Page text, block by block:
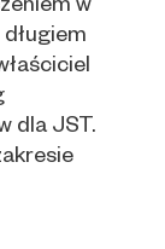
w
dla JST.